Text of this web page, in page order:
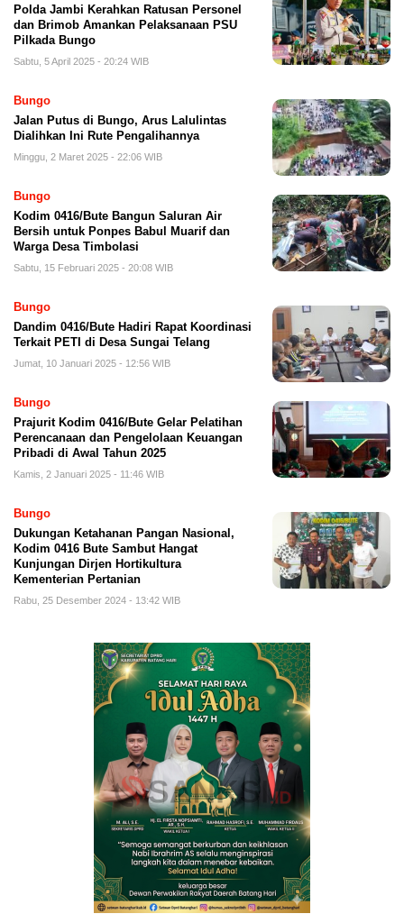
Polda Jambi Kerahkan Ratusan Personel
dan Brimob Amankan Pelaksanaan PSU
Pilkada Bungo
Sabtu, 5 April 2025 - 20:24 WIB
Bungo
Jalan Putus di Bungo, Arus Lalulintas
Dialihkan Ini Rute Pengalihannya
Minggu, 2 Maret 2025 - 22:06 WIB
Bungo
Kodim 0416/Bute Bangun Saluran Air
Bersih untuk Ponpes Babul Muarif dan
Warga Desa Timbolasi
Sabtu, 15 Februari 2025 - 20:08 WIB
Bungo
Dandim 0416/Bute Hadiri Rapat Koordinasi
Terkait PETI di Desa Sungai Telang
Jumat, 10 Januari 2025 - 12:56 WIB
Bungo
Prajurit Kodim 0416/Bute Gelar Pelatihan
Perencanaan dan Pengelolaan Keuangan
Pribadi di Awal Tahun 2025
Kamis, 2 Januari 2025 - 11:46 WIB
Bungo
Dukungan Ketahanan Pangan Nasional,
Kodim 0416 Bute Sambut Hangat
Kunjungan Dirjen Hortikultura
Kementerian Pertanian
Rabu, 25 Desember 2024 - 13:42 WIB